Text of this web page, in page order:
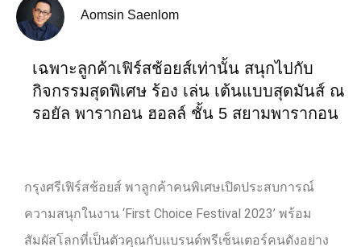
Aomsin Saenlom
เฉพาะลูกค้าเฟิร์สช้อยส์เท่านั้น สนุกไปกับ
กิจกรรมสุดพิเศษ ร้อง เล่น เต้นแบบสุดมันส์ ณ
รอยัล พารากอน ฮอลล์ ชั้น 5 สยามพารากอน
กรุงศรีเฟิร์สช้อยส์ พาลูกค้าคนพิเศษเปิดประสบการณ์
ความสนุกในงาน ‘First Choice Festival 2023’ พร้อม
สัมผัสโลกที่เป็นตัวคุณกับแบรนด์พรีเซ็นเตอร์คนดังอย่าง